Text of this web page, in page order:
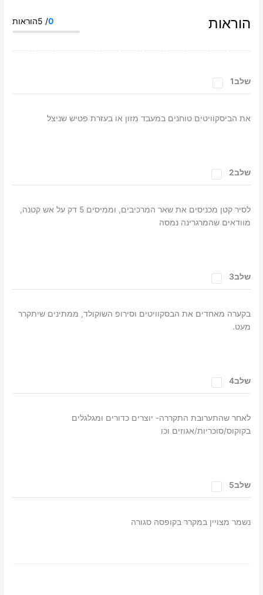
הוראות 0/ 5הוראות
שלב1
את הביסקוויטים טוחנים במעבד מזון או בעזרת פטיש שניצל
שלב2
לסיר קטן מכניסים את שאר המרכיבים, וממיסים 5 דק על אש קטנה,
מוודאים שהמרגרינה נמסה
שלב3
בקערה מאחדים את הבסקוויטים וסירופ השוקולד, ממתינים שיתקרר
מעט.
שלב4
לאחר שהתערובת התקררה- יוצרים כדורים ומגלגלים
בקוקוס/סוכריות/אגוזים וכו
שלב5
נשמר מצויין במקרר בקופסה סגורה